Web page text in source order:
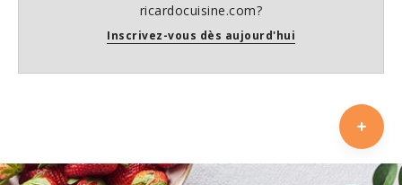
ricardocuisine.com?
Inscrivez-vous dès aujourd'hui